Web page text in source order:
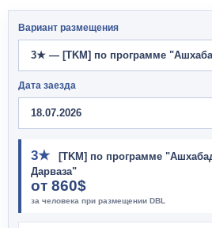
Вариант размещения
Дата заезда
3★
[TKM] по программе
Дарваза"
от 860$
за человека при размещении DBL